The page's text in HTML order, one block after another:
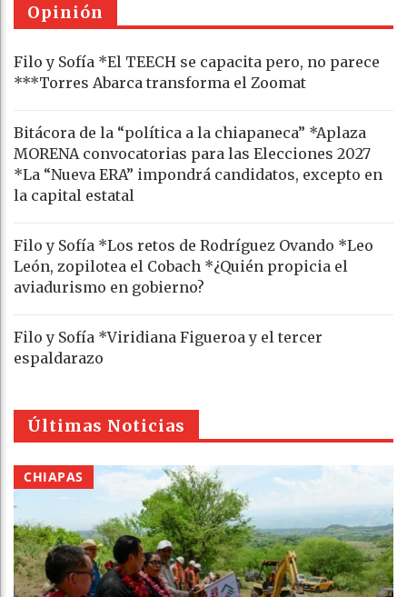
Opinión
Filo y Sofía *El TEECH se capacita pero, no parece
***Torres Abarca transforma el Zoomat
Bitácora de la “política a la chiapaneca” *Aplaza
MORENA convocatorias para las Elecciones 2027
*La “Nueva ERA” impondrá candidatos, excepto en
la capital estatal
Filo y Sofía *Los retos de Rodríguez Ovando *Leo
León, zopilotea el Cobach *¿Quién propicia el
aviadurismo en gobierno?
Filo y Sofía *Viridiana Figueroa y el tercer
espaldarazo
Últimas Noticias
CHIAPAS